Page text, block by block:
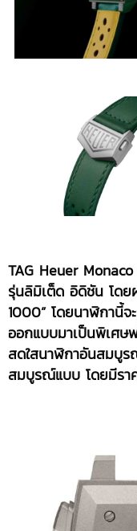
TAG Heuer
รุ่นลิมิเต็ด อิดิชัน โดย
1000” โดยนาฬิกานี้
ออกแบบมาเป็นพิเศษ
สดใสนาฬิกาอันสมบู
สมบูรณ์แบบ โดยมีร